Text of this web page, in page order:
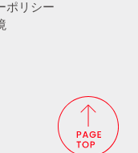
ポリシー